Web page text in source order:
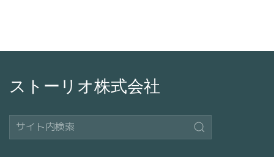
ストーリオ株式会社